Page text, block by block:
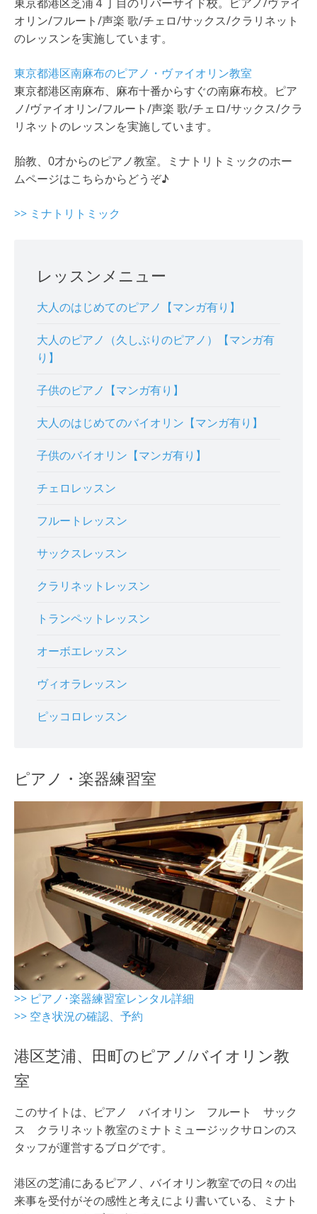
オリン/フルート/声楽 歌/チェロ/サックス/クラリネット
のレッスンを実施しています。
東京都港区南麻布のピアノ・ヴァイオリン教室
東京都港区南麻布、麻布十番からすぐの南麻布校。ピア
ノ/ヴァイオリン/フルート/声楽 歌/チェロ/サックス/クラ
リネットのレッスンを実施しています。
胎教、0才からのピアノ教室。ミナトリトミックのホー
ムページはこちらからどうぞ♪
>> ミナトリトミック
レッスンメニュー
大人のはじめてのピアノ【マンガ有り】
大人のピアノ（久しぶりのピアノ）【マンガ有
り】
子供のピアノ【マンガ有り】
大人のはじめてのバイオリン【マンガ有り】
子供のバイオリン【マンガ有り】
チェロレッスン
フルートレッスン
サックスレッスン
クラリネットレッスン
トランペットレッスン
オーボエレッスン
ヴィオラレッスン
ピッコロレッスン
ピアノ・楽器練習室
>> ピアノ･楽器練習室レンタル詳細
>> 空き状況の確認、予約
港区芝浦、田町のピアノ/バイオリン教
室
このサイトは、ピアノ バイオリン フルート サック
ス クラリネット教室のミナトミュージックサロンのス
タッフが運営するブログです。
港区の芝浦にあるピアノ、バイオリン教室での日々の出
来事を受付がその感性と考えにより書いている、ミナト